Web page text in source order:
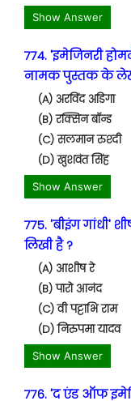
Show Answer
774. 'इमेजिनरी
नामक पुस्तक के
(A) अरविंद अडिगा
(B) रक्सिन बॉन्ड
(C) सलमान रुश्दी
(D) खुशवंत सिंह
Show Answer
775. 'बीइंग गांधी'
लिखी है ?
(A) आशीष रे
(B) पारो आनंद
(C) वी पट्टाभि राम
(D) निरुपमा यादव
Show Answer
776. 'द एंड ऑफ